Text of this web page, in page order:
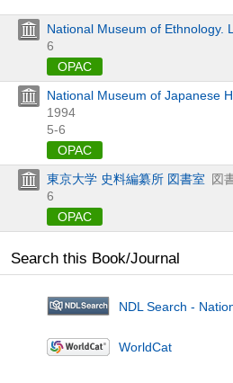
National Museum of Ethnology.
6
OPAC
National Museum of Japanese
1994
5-6
OPAC
東京大学 史料編纂所 図書室 図
6
OPAC
Search this Book/Journal
NDL Search -
WorldCat